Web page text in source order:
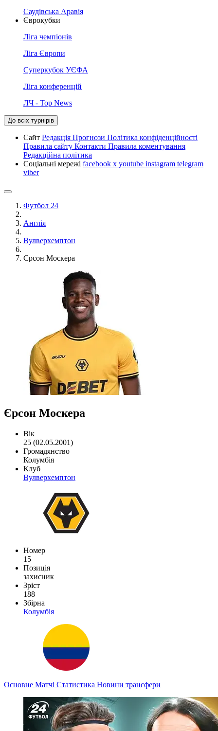
Саудівська Аравія
Єврокубки
Ліга чемпіонів
Ліга Європи
Суперкубок УЄФА
Ліга конференцій
ЛЧ - Top News
До всіх турнірів
Сайт Редакція Прогнози Політика конфіденційності
Правила сайту Контакти Правила коментування
Редакційна політика
Соціальні мережі facebook x youtube instagram telegram
viber
Футбол 24
Англія
Вулверхемптон
Єрсон Москера
Єрсон Москера
Вік
25 (02.05.2001)
Громадянство
Колумбія
Клуб
Вулверхемптон
Номер
15
Позиція
захисник
Зріст
188
Збірна
Колумбія
Основне Матчі Статистика Новини трансфери